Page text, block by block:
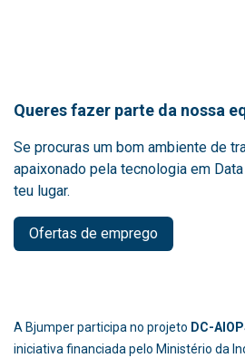
Queres fazer parte da nossa
Se procuras um bom ambiente de
apaixonado pela tecnologia em
teu lugar.
Ofertas de emprego
A Bjumper participa no projeto DC-
iniciativa financiada pelo Ministério da